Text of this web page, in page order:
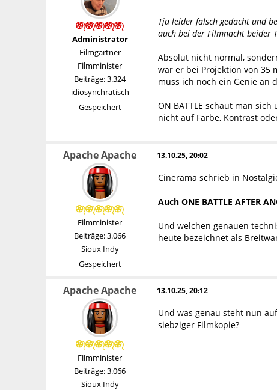
Administrator
Filmgärtner
Filmminister
Beiträge: 3.324
idiosynchratisch
Gespeichert
Tja leider falsch gedacht und
auch bei der Filmnacht beider
Absolut nicht normal,
war er bei Projektion von 35
muss ich noch ein Genie an
ON BATTLE schaut man
nicht auf Farbe, Kontrast
Apache Apache
Filmminister
Beiträge: 3.066
Sioux Indy
Gespeichert
13.10.25, 20:02
Cinerama schrieb in
Auch ONE BATTLE AFTER
Und welchen genauen
heute bezeichnet als
Apache Apache
Filmminister
Beiträge: 3.066
Sioux Indy
13.10.25, 20:12
Und was genau steht nun
siebziger Filmkopie?